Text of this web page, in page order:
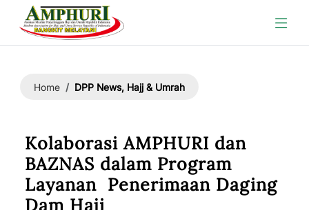
Home DPP News, Hajj & Umrah
Kolaborasi AMPHURI dan
BAZNAS dalam Program
Layanan Penerimaan Daging
Dam Haji